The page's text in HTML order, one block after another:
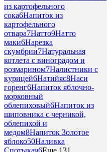
из картофельного
сока6Напиток из
картофельного
отвара7Натто9Натто
маки6Нарезка
скумбрии7Натуральная
котлета с виноградом и
розмарином7Налистники с
курицей6Натийяс8Наси
горенг6Напиток яблочно-
морковный
облепиховый6Напиток из
шиповника с черникой,
облепихой и
медом8Напиток Золотое
яблоко50Наливка